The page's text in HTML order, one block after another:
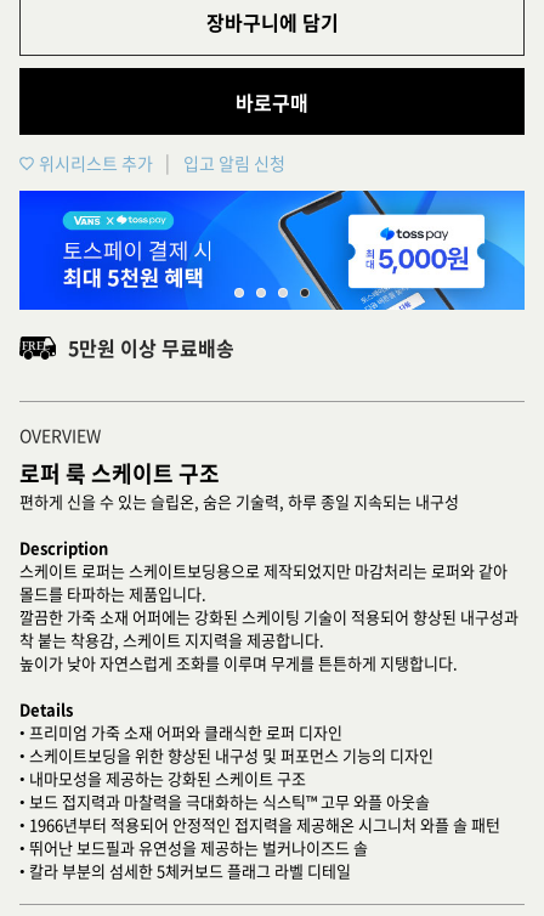
장바구니에 담기
바로구매
위시리스트 추가 입고 알림 신청
5만원 이상 무료배송
OVERVIEW
로퍼 룩 스케이트 구조
편하게 신을 수 있는 슬립온, 숨은 기술력, 하루 종일 지속되는 내구성
Description
스케이트 로퍼는 스케이트보딩용으로 제작되었지만 마감처리는 로퍼와 같아
몰드를 타파하는 제품입니다.
깔끔한 가죽 소재 어퍼에는 강화된 스케이팅 기술이 적용되어 향상된 내구성과
착 붙는 착용감, 스케이트 지지력을 제공합니다.
높이가 낮아 자연스럽게 조화를 이루며 무게를 튼튼하게 지탱합니다.
Details
• 프리미엄 가죽 소재 어퍼와 클래식한 로퍼 디자인
• 스케이트보딩을 위한 향상된 내구성 및 퍼포먼스 기능의 디자인
• 내마모성을 제공하는 강화된 스케이트 구조
• 보드 접지력과 마찰력을 극대화하는 식스틱™ 고무 와플 아웃솔
• 1966년부터 적용되어 안정적인 접지력을 제공해온 시그니처 와플 솔 패턴
• 뛰어난 보드필과 유연성을 제공하는 벌커나이즈드 솔
• 칼라 부분의 섬세한 5체커보드 플래그 라벨 디테일